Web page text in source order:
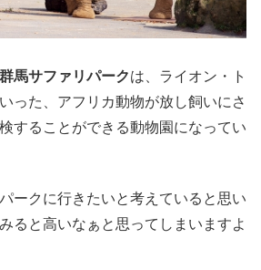
群馬サファリパークは、ライオン・ト
った、アフリカ動物が放し飼いにさ
することができる動物園になってい
ークに行きたいと考えていると思い
ると高いなぁと思ってしまいますよ